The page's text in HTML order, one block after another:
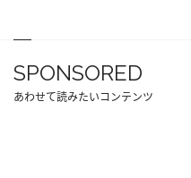
SPONSORED
あわせて読みたいコンテンツ